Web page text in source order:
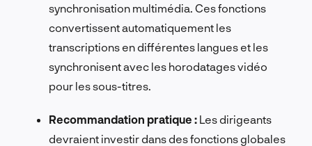
synchronisation multimédia. Ces fonctions
convertissent automatiquement les
transcriptions en différentes langues et les
synchronisent avec les horodatages vidéo
pour les sous-titres.
Recommandation pratique : Les dirigeants
devraient investir dans des fonctions globales